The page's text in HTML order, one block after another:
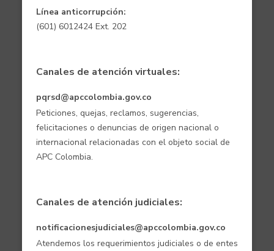
Línea anticorrupción:
(601) 6012424 Ext. 202
Canales de atención virtuales:
pqrsd@apccolombia.gov.co
Peticiones, quejas, reclamos, sugerencias,
felicitaciones o denuncias de origen nacional o
internacional relacionadas con el objeto social de
APC Colombia.
Canales de atención judiciales:
notificacionesjudiciales@apccolombia.gov.co
Atendemos los requerimientos judiciales o de entes